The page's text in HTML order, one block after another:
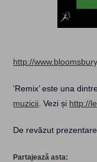
http://
’Remix’ este una
muzicii . Vezi și http://
De revăzut
Partajează asta: